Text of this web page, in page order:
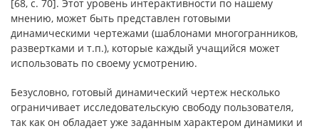
[68, с. 70]. Этот уровень интерактивности по нашему
мнению, может быть представлен готовыми
динамическими чертежами (шаблонами многогранников,
развертками и т.п.), которые каждый учащийся может
использовать по своему усмотрению.
Безусловно, готовый динамический чертеж несколько
ограничивает исследовательскую свободу пользователя,
так как он обладает уже заданным характером динамики и